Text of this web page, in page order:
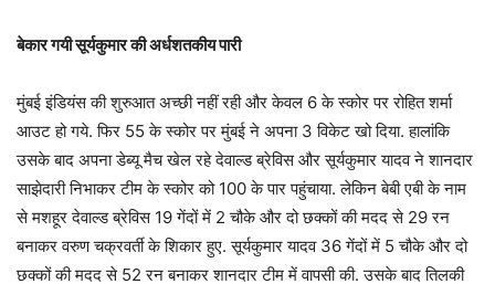
बेकार गयी सूर्यकुमार की अर्धशतकीय पारी
मुंबई इंडियंस की शुरुआत अच्छी नहीं रही और केवल 6 के स्कोर पर रोहित शर्मा
आउट हो गये. फिर 55 के स्कोर पर मुंबई ने अपना 3 विकेट खो दिया. हालांकि
उसके बाद अपना डेब्यू मैच खेल रहे देवाल्ड ब्रेविस और सूर्यकुमार यादव ने शानदार
साझेदारी निभाकर टीम के स्कोर को 100 के पार पहुंचाया. लेकिन बेबी एबी के नाम
से मशहूर देवाल्ड ब्रेविस 19 गेंदों में 2 चौके और दो छक्कों की मदद से 29 रन
बनाकर वरुण चक्रवर्ती के शिकार हुए. सूर्यकुमार यादव 36 गेंदों में 5 चौके और दो
छक्कों की मदद से 52 रन बनाकर शानदार टीम में वापसी की. उसके बाद तिलकी